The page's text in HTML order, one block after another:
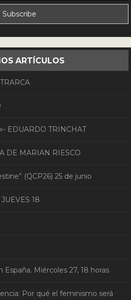
ARTÍCULOS
EDUARDO TRINCHAT
DE MARIAN RIESCO
(QCP26) 25 de junio
18
Miércoles 27, 18 horas
Por qué el feminismo será